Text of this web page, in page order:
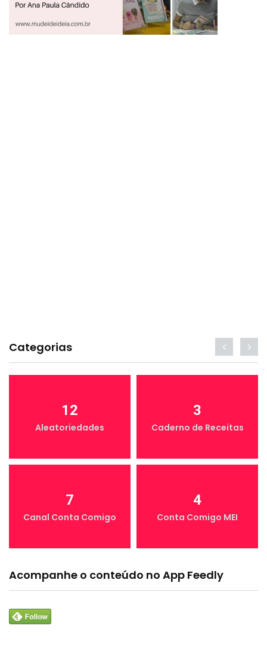
Categorias
12
Aleatoriedades
3
Caderno de Receitas
7
Canal Conta Comigo
4
Conta Comigo MEI
Acompanhe o conteúdo no App Feedly